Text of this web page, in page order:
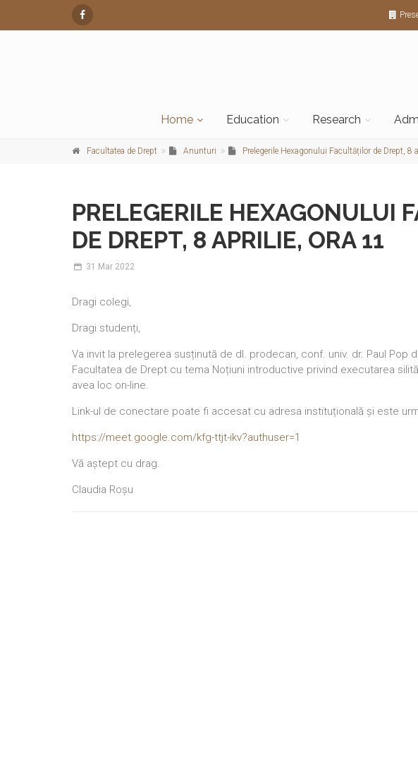
Home Education Research
Facultatea de Drept Anunturi Prelegerile Hexagonului Facultăților de Drept, 8
PRELEGERILE HEXAGONULUI
DE DREPT, 8 APRILIE, ORA 11
31 Mar 2022
Dragi colegi,
Dragi studenți,
Va invit la prelegerea susținută de dl. prodecan, conf. univ. dr. Paul Pop
Facultatea de Drept cu tema Noțiuni introductive privind executarea
avea loc on-line.
Link-ul de conectare poate fi accesat cu adresa instituțională și este
https://meet.google.com/kfg-ttjt-ikv?authuser=1
Vă aștept cu drag.
Claudia Roșu